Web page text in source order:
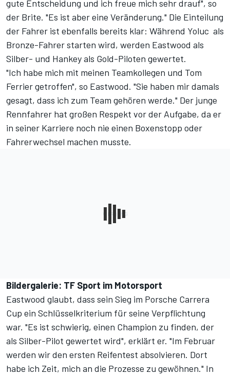
gute Entscheidung und ich freue mich sehr drauf", so
der Brite. "Es ist aber eine Veränderung." Die Einteilung
der Fahrer ist ebenfalls bereits klar: Während Yoluc als
Bronze-Fahrer starten wird, werden Eastwood als
Silber- und Hankey als Gold-Piloten gewertet.
"Ich habe mich mit meinen Teamkollegen und Tom
Ferrier getroffen", so Eastwood. "Sie haben mir damals
gesagt, dass ich zum Team gehören werde." Der junge
Rennfahrer hat großen Respekt vor der Aufgabe, da er
in seiner Karriere noch nie einen Boxenstopp oder
Fahrerwechsel machen musste.
Bildergalerie: TF Sport im Motorsport
Eastwood glaubt, dass sein Sieg im Porsche Carrera
Cup ein Schlüsselkriterium für seine Verpflichtung
war. "Es ist schwierig, einen Champion zu finden, der
als Silber-Pilot gewertet wird", erklärt er. "Im Februar
werden wir den ersten Reifentest absolvieren. Dort
habe ich Zeit, mich an die Prozesse zu gewöhnen." In